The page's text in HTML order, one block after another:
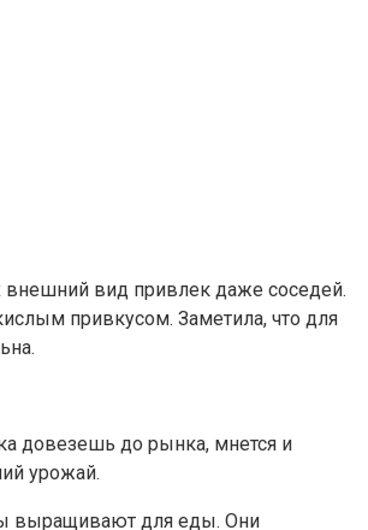
внешний вид привлек даже соседей.
привкусом. Заметила, что для
довезешь до рынка, мнется и
урожай.
выращивают для еды. Они